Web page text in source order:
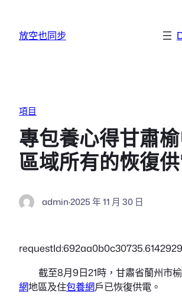
放空也同步
項目
專包養心得甘肅
區域所有的恢復
admin·2025 年 11 月 30 日
截至8月9日21時，甘肅省蘭州市
網地區及住包養網戶已恢復供電。